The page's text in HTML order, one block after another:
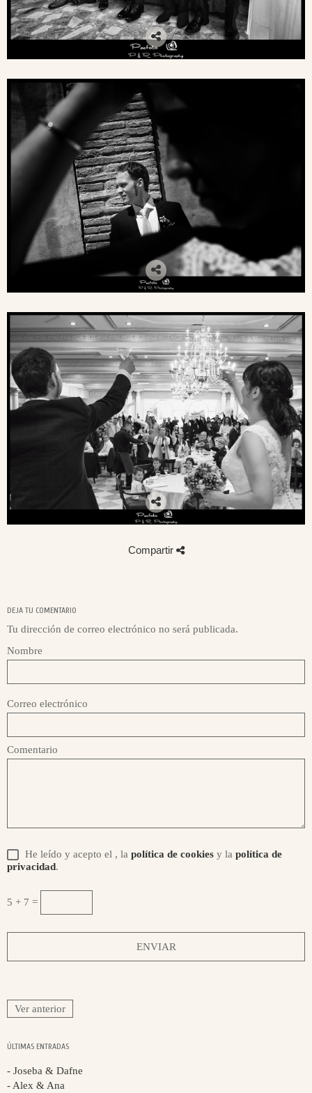
Compartir
DEJA TU COMENTARIO
Tu dirección de correo electrónico no será publicada.
Nombre
Correo electrónico
Comentario
He leído y acepto el , la política de cookies y la política de
privacidad.
5 + 7 =
Ver anterior
ÚLTIMAS ENTRADAS
- Joseba & Dafne
- Alex & Ana